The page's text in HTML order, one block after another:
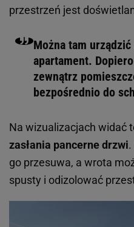
przestrzeń jest
Można tam
apartament.
zewnątrz
bezpośrednio do
Na wizualizacjach widać
zasłania pancerne drzwi
go przesuwa, a wrota
spusty i odizolować